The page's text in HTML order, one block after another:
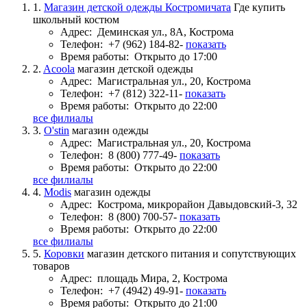
1. Магазин детской одежды Костромичата Где купить
школьный костюм
Адрес: Деминская ул., 8А, Кострома
Телефон: +7 (962) 184-82- показать
Время работы: Открыто до 17:00
2. Acoola магазин детской одежды
Адрес: Магистральная ул., 20, Кострома
Телефон: +7 (812) 322-11- показать
Время работы: Открыто до 22:00
все филиалы
3. O'stin магазин одежды
Адрес: Магистральная ул., 20, Кострома
Телефон: 8 (800) 777-49- показать
Время работы: Открыто до 22:00
все филиалы
4. Modis магазин одежды
Адрес: Кострома, микрорайон Давыдовский-3, 32
Телефон: 8 (800) 700-57- показать
Время работы: Открыто до 22:00
все филиалы
5. Коровки магазин детского питания и сопутствующих
товаров
Адрес: площадь Мира, 2, Кострома
Телефон: +7 (4942) 49-91- показать
Время работы: Открыто до 21:00